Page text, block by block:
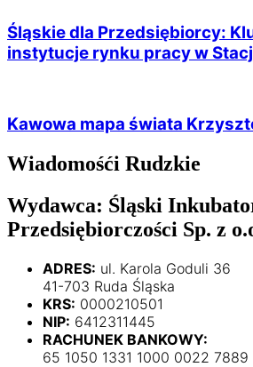
Śląskie dla Przedsiębiorcy:
instytucje rynku pracy w
Kawowa mapa świata
Wiadomośći Rudzkie
Wydawca: Śląski
Przedsiębiorczości Sp. z
ADRES: ul. Karola Goduli 36
41-703 Ruda Śląska
KRS: 0000210501
NIP: 6412311445
RACHUNEK BANKOWY:
65 1050 1331 1000 0022 7889